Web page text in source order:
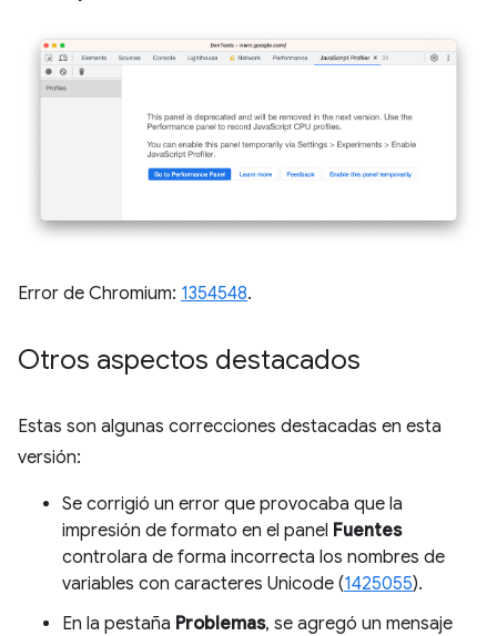
Error de Chromium: 1354548.
Otros aspectos destacados
Estas son algunas correcciones destacadas en esta
versión:
Se corrigió un error que provocaba que la
impresión de formato en el panel Fuentes
controlara de forma incorrecta los nombres de
variables con caracteres Unicode (1425055).
En la pestaña Problemas, se agregó un mensaje